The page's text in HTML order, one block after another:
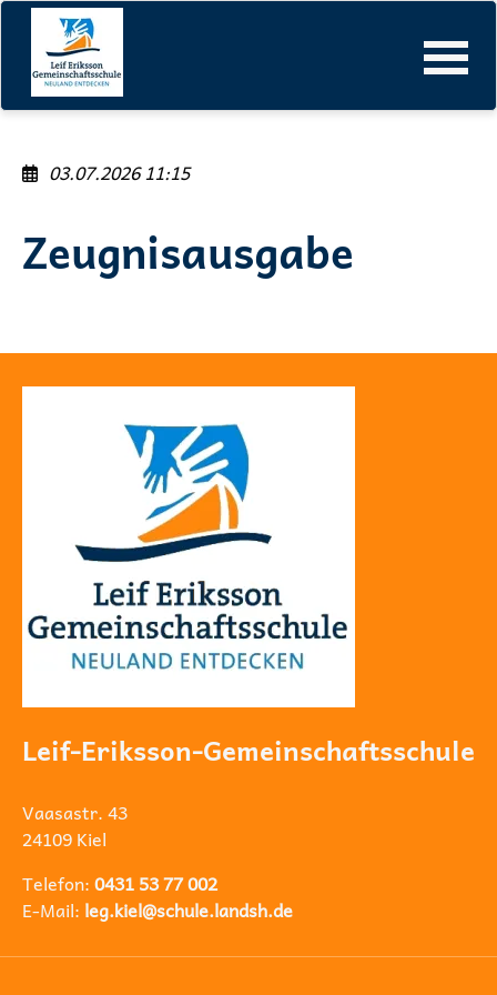
Navigation
Leif-Eriksson-Gemeinschaftsschule
Events-Detailansicht
03.07.2026 11:15
Zeugnisausgabe
Leif-Eriksson-Gemeinschaftsschule
Vaasastr. 43
24109 Kiel
Telefon:0431 53 77 002
E-Mail: leg.kiel@schule.landsh.de